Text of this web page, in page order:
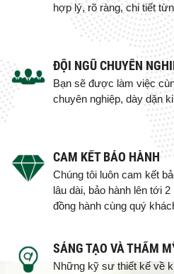
hợp lý, rõ ràng, chi tiết
ĐỘI NGŨ CHUYÊN
Bạn sẽ được làm việc
chuyên nghiệp, dày dặn
CAM KẾT BẢO HÀNH
Chúng tôi luôn cam kết
lâu dài, bảo hành lên tới
đồng hành cùng quý
SÁNG TẠO VÀ THẨM
Những kỹ sư thiết kế về